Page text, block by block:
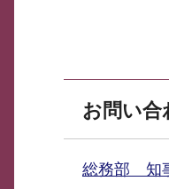
お問い合
総務部 知